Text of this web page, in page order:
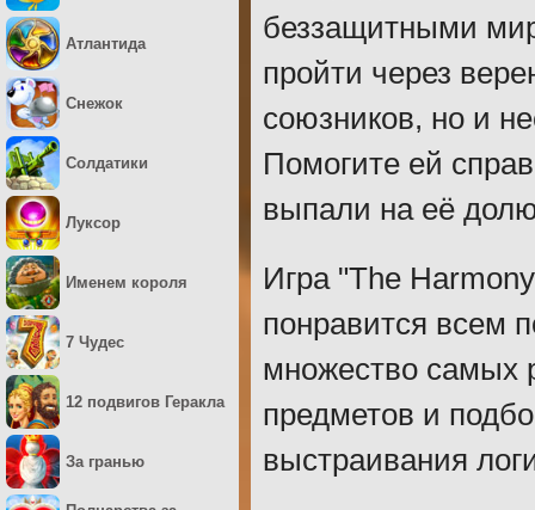
беззащитными
пройти через
союзников, но и
Помогите ей
выпали на её
Игра "The
понравится всем
множество самых
предметов и
выстраивания
Атлантида
Снежок
Солдатики
Луксор
Именем короля
7 Чудес
12 подвигов Геракла
За гранью